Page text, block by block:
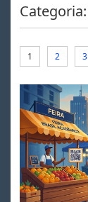
Categoria:
1 2 3